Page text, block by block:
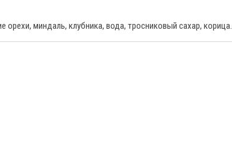
орехи, миндаль, клубника, вода, тросниковый сахар, корица.